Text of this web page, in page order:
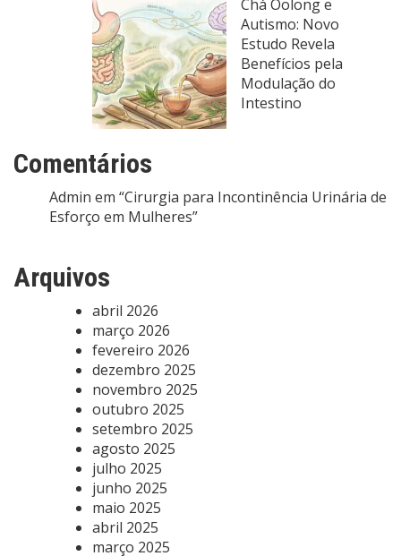
Chá Oolong e
Autismo: Novo
Estudo Revela
Benefícios pela
Modulação do
Intestino
Comentários
Admin em “Cirurgia para Incontinência Urinária de
Esforço em Mulheres”
Arquivos
abril 2026
março 2026
fevereiro 2026
dezembro 2025
novembro 2025
outubro 2025
setembro 2025
agosto 2025
julho 2025
junho 2025
maio 2025
abril 2025
março 2025